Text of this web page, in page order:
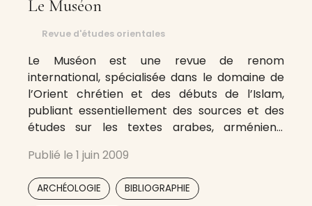
Le Muséon
Revue d'études orientales
Le Muséon est une revue de renom
international, spécialisée dans le domaine de
l’Orient chrétien et des débuts de l’Islam,
publiant essentiellement des sources et des
études sur les textes arabes, arméniens,
syriaques, et s’ouvrant aussi sur les sources
bibliques, le monde du Proche-Orient ancien
et le monde byzantin. La
Publié le 1 juin 2009
ARCHÉOLOGIE BIBLIOGRAPHIE